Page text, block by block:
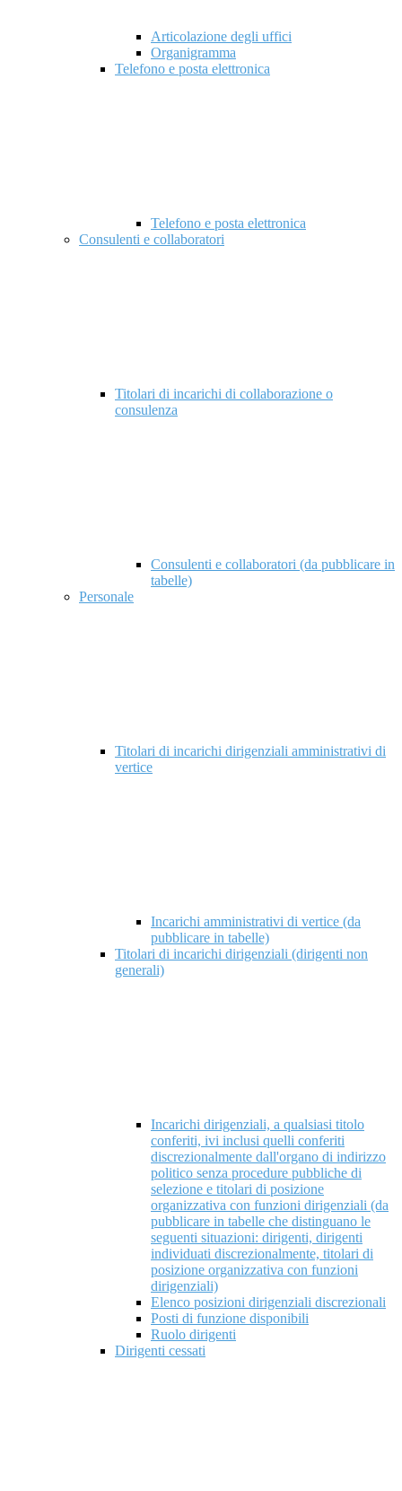
Articolazione degli uffici
Organigramma
Telefono e posta elettronica
Telefono e posta elettronica
Consulenti e collaboratori
Titolari di incarichi di collaborazione o
consulenza
Consulenti e collaboratori (da pubblicare in
tabelle)
Personale
Titolari di incarichi dirigenziali amministrativi di
vertice
Incarichi amministrativi di vertice (da
pubblicare in tabelle)
Titolari di incarichi dirigenziali (dirigenti non
generali)
Incarichi dirigenziali, a qualsiasi titolo
conferiti, ivi inclusi quelli conferiti
discrezionalmente dall'organo di indirizzo
politico senza procedure pubbliche di
selezione e titolari di posizione
organizzativa con funzioni dirigenziali (da
pubblicare in tabelle che distinguano le
seguenti situazioni: dirigenti, dirigenti
individuati discrezionalmente, titolari di
posizione organizzativa con funzioni
dirigenziali)
Elenco posizioni dirigenziali discrezionali
Posti di funzione disponibili
Ruolo dirigenti
Dirigenti cessati